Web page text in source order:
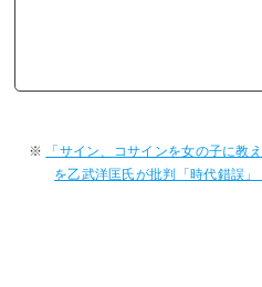
「サイン、コサインを女の子に教
を乙武洋匡氏が批判「時代錯誤」